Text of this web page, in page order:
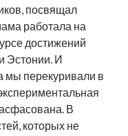
посвящал
работала на
достижений
Эстонии. И
мы перекуривали в
В
которых не